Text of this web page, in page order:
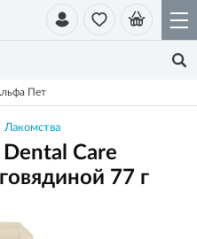
Пет
Лакомства
Care
77 г